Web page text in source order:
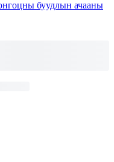
буудлын ачааны